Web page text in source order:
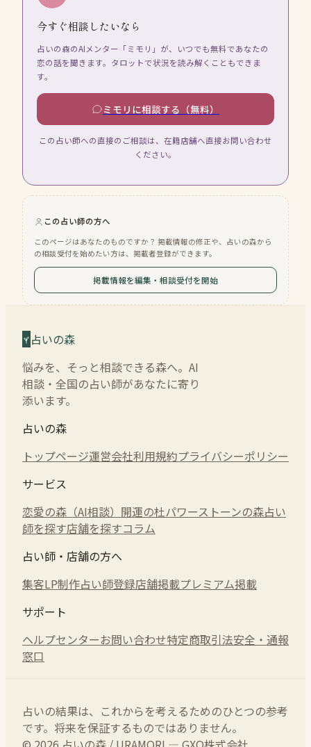
今すぐ相談したいなら
占いの森のAIメンター「ミモリ」が、いつでも無料であなたの
恋の話を聞きます。タロットで状況を読み解くこともできま
す。
ミモリに相談する（無料）
この占い師への直接のご相談は、在籍店舗へ直接お問い合わせ
ください。
この占い師の方へ
このページはあなたのものですか？ 掲載情報の修正や、占いの森から
の相談受付を始めたい方は、掲載者登録ができます。
掲載情報を編集・相談受付を開始
占いの森
悩みを、そっと相談できる森へ。AI
相談・全国の占い師があなたに寄り
添います。
占いの森
トップページ運営会社利用規約プライバシーポリシー
サービス
恋愛の森（AI相談） 開運の杜パワーストーンの森占い
師を探す店舗を探すコラム
占い師・店舗の方へ
集客LP制作占い師登録店舗掲載プレミアム掲載
サポート
ヘルプセンターお問い合わせ特定商取引法安全・通報
窓口
占いの結果は、これからを考えるためのひとつの参考
です。将来を保証するものではありません。